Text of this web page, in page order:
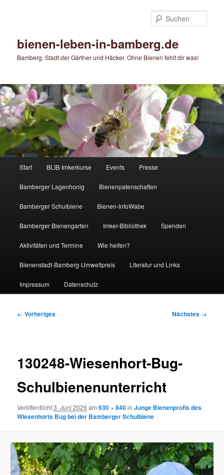
bienen-leben-in-bamberg.de
Bamberg. Stadt der Gärtner und Häcker. Ohne Bienen fehlt dir was!
Start BLIB-Imkerkurse Events Presse
Bamberger Lagenhonig Bienenpatenschaften
Bamberger Schulbiene Bienen-InfoWabe
Bamberger Bienengarten Imker-Bibliothek Spenden
Aktivitäten und Termine Wie helfen?
Bienenstadt-Bamberg-Umweltpreis Literatur und Links
Impressum Datenschutz
Bilder-
← Vorheriges Nächstes →
130248-Wiesenhort-Bug-
Schulbienenunterricht
Veröffentlicht3. Juni 2026 am630 × 840inJunge Bienenprofis des
Wiesenhorts Bug bei der Bamberger Schulbiene